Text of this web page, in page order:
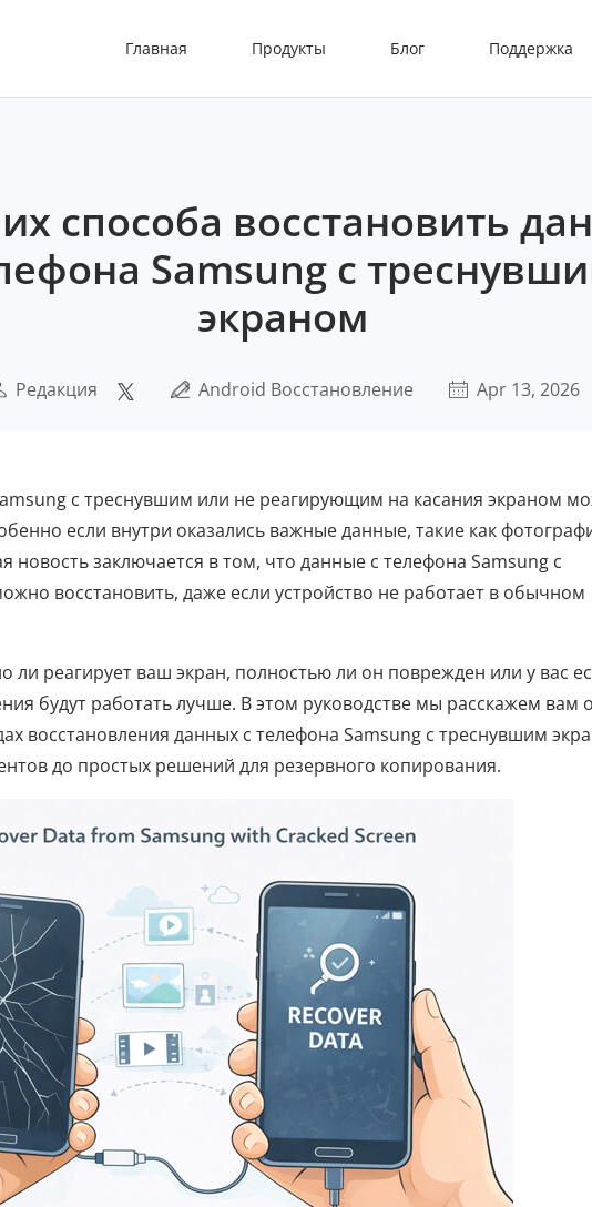
Главная Продукты Блог Поддержка
способа восстановить
Samsung с
экраном
Редакция Android Восстановление Apr 13, 2026
с треснувшим или не реагирующим на касания экраном
если внутри оказались важные данные, такие как
заключается в том, что данные с телефона Samsung с
восстановить, даже если устройство не работает в обычном
ли реагирует ваш экран, полностью ли он поврежден или у вас
будут работать лучше. В этом руководстве мы расскажем вам
восстановления данных с телефона Samsung с треснувшим
до простых решений для резервного копирования.